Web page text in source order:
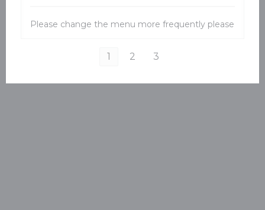
Please change the menu more frequently please
1 2 3